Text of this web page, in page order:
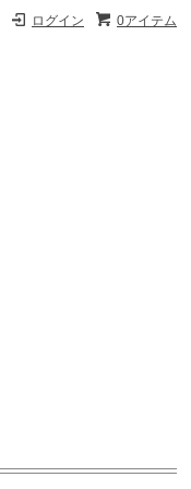
0アイテム
ログイン